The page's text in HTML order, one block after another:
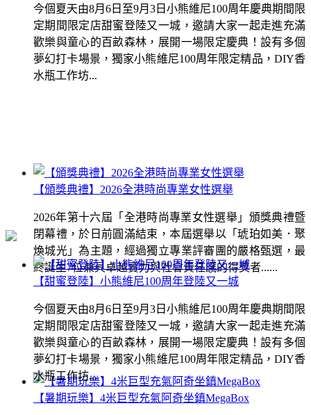
今個夏天由8月6日至9月3日小熊維尼100周年慶典期間限
定期間限定店甜蜜登陸又一城，邀請大家一起走進充滿
歡樂與童心的百畝森林，展開一場限定慶典！設有多個
夢幻打卡場景，獨家小熊維尼100周年限定精品，DIY香
水瓶工作坊...
【頒獎典禮】2026全港時尚專業女性選舉
2026年第十六屆「全港時尚專業女性選舉」頒獎典禮暨
閉幕禮，於日前圓滿結束，本屆選舉以「琥珀如美．聚
煥城光」為主題，經過獨立專業評審團的嚴格甄選，最
終誕生7位兼具卓越實力與社會責任感的得獎者......
【暑期玩樂】4米巨型充氣阿奇坐鎮MegaBox
【甜蜜登陸】小熊維尼100周年登陸又一城
今個夏天由8月6日至9月3日小熊維尼100周年慶典期間限
定期間限定店甜蜜登陸又一城，邀請大家一起走進充滿
歡樂與童心的百畝森林，展開一場限定慶典！設有多個
夢幻打卡場景，獨家小熊維尼100周年限定精品，DIY香
水瓶工作坊...